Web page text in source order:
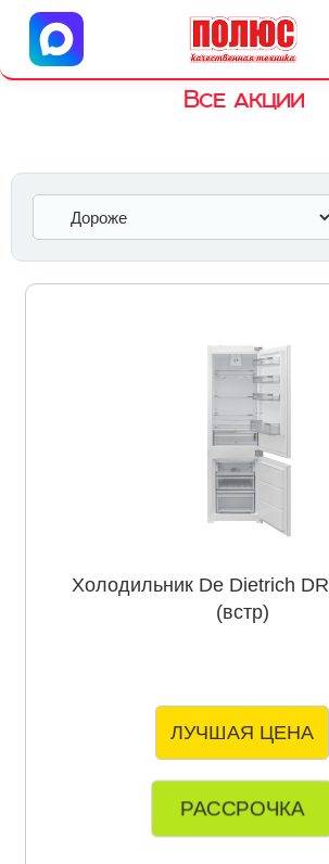
Центр бытовой техники
г. Ульяновск, ул. Пушкарева,
Все акции
Холодильник De Dietrich
(встр)
ЛУЧШАЯ ЦЕНА
РАССРОЧКА